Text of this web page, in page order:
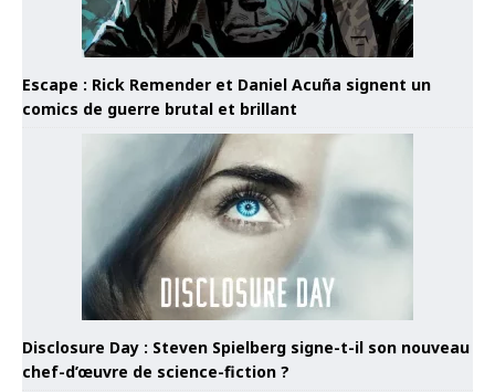
Escape : Rick Remender et Daniel Acuña signent un
comics de guerre brutal et brillant
Disclosure Day : Steven Spielberg signe-t-il son nouveau
chef-d’œuvre de science-fiction ?